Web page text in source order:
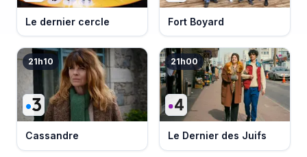
Le dernier cercle Fort Boyard
21h10
Cassandre
21h00
Le Dernier des Juifs